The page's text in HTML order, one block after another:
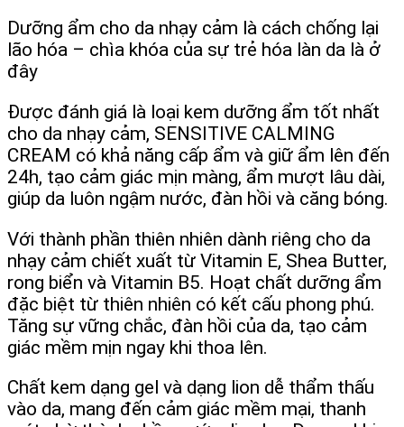
Dưỡng ẩm cho da nhạy cảm là cách chống lại
lão hóa – chìa khóa của sự trẻ hóa làn da là ở
đây
Được đánh giá là loại kem dưỡng ẩm tốt nhất
cho da nhạy cảm, SENSITIVE CALMING
CREAM có khả năng cấp ẩm và giữ ẩm lên đến
24h, tạo cảm giác mịn màng, ẩm mượt lâu dài,
giúp da luôn ngậm nước, đàn hồi và căng bóng.
Với thành phần thiên nhiên dành riêng cho da
nhạy cảm chiết xuất từ Vitamin E, Shea Butter,
rong biển và Vitamin B5. Hoạt chất dưỡng ẩm
đặc biệt từ thiên nhiên có kết cấu phong phú.
Tăng sự vững chắc, đàn hồi của da, tạo cảm
giác mềm mịn ngay khi thoa lên.
Chất kem dạng gel và dạng lion dễ thẩm thấu
vào da, mang đến cảm giác mềm mại, thanh